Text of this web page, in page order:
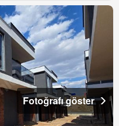
Fotoğrafı göster